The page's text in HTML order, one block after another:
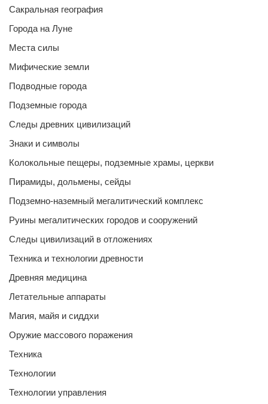
Сакральная география
Города на Луне
Места силы
Мифические земли
Подводные города
Подземные города
Следы древних цивилизаций
Знаки и символы
Колокольные пещеры, подземные храмы, церкви
Пирамиды, дольмены, сейды
Подземно-наземный мегалитический комплекс
Руины мегалитических городов и сооружений
Следы цивилизаций в отложениях
Техника и технологии древности
Древняя медицина
Летательные аппараты
Магия, майя и сиддхи
Оружие массового поражения
Техника
Технологии
Технологии управления